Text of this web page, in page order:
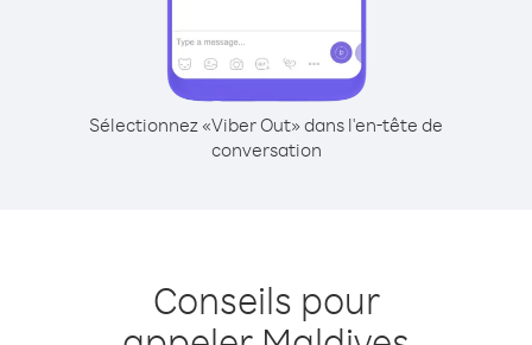
Sélectionnez «Viber Out» dans l'en-tête de
conversation
Conseils pour